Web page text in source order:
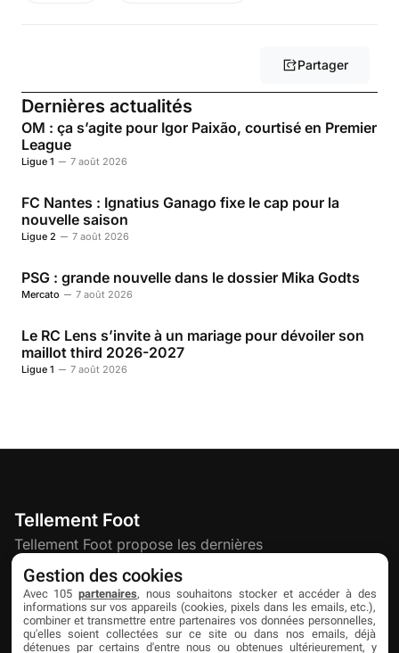
Partager
Dernières actualités
OM : ça s’agite pour Igor Paixão, courtisé en Premier
League
Ligue 1 7 août 2026
FC Nantes : Ignatius Ganago fixe le cap pour la
nouvelle saison
Ligue 2 7 août 2026
PSG : grande nouvelle dans le dossier Mika Godts
Mercato 7 août 2026
Le RC Lens s’invite à un mariage pour dévoiler son
maillot third 2026-2027
Ligue 1 7 août 2026
Tellement Foot
Tellement Foot propose les dernières
actualités et nouveautés créatives dédiées
au football.
Découvrir Liens utiles Partenaires
Gestion des cookies
Avec 105 partenaires, nous souhaitons stocker et accéder à des
informations sur vos appareils (cookies, pixels dans les emails, etc.),
combiner et transmettre entre partenaires vos données personnelles,
qu'elles soient collectées sur ce site ou dans nos emails, déjà
détenues par certains d'entre nous ou obtenues ultérieurement, y